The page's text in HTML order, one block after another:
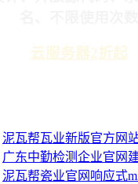
云服务器2折起
泥瓦帮瓦业新版官方网
广东中勤检测企业官网
泥瓦帮瓷业官网响应式